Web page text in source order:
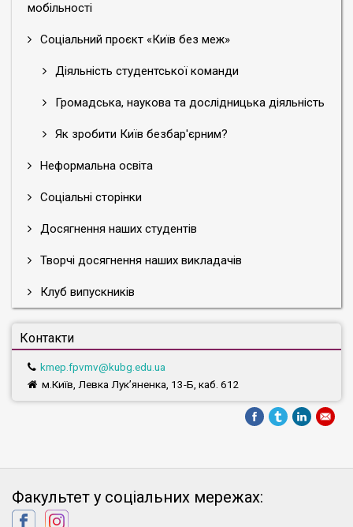
мобільності
Соціальний проєкт «Київ без меж»
Діяльність студентської команди
Громадська, наукова та дослідницька діяльність
Як зробити Київ безбар'єрним?
Неформальна освіта
Соціальні сторінки
Досягнення наших студентів
Творчі досягнення наших викладачів
Клуб випускників
Контакти
kmep.fpvmv@kubg.edu.ua
м.Київ, Левка Лук’яненка, 13-Б, каб. 612
Факультет у соціальних мережах: